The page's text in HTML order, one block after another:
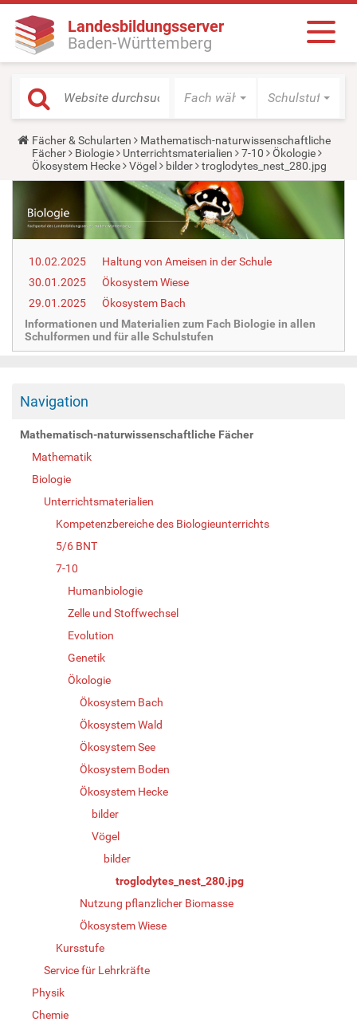
Landesbildungsserver
Baden-Württemberg
Fach wählen Schulstufe
Y
o
u
a
h
e
r
:
Fächer & Schularten
Mathematisch-naturwissenschaftliche
Fächer
Biologie Unterrichtsmaterialien 7-10
Ökologie
Ökosystem Hecke
Vögel bilder troglodytes_nest_280.jpg
10.02.2025
Haltung von Ameisen in der Schule
30.01.2025
Ökosystem Wiese
29.01.2025
Ökosystem Bach
Informationen und Materialien zum Fach Biologie in allen
Schulformen und für alle Schulstufen
Navigation
Mathematisch-naturwissenschaftliche Fächer
Mathematik
Biologie
Unterrichtsmaterialien
Kompetenzbereiche des Biologieunterrichts
5/6 BNT
7-10
Humanbiologie
Zelle und Stoffwechsel
Evolution
Genetik
Ökologie
Ökosystem Bach
Ökosystem Wald
Ökosystem See
Ökosystem Boden
Ökosystem Hecke
bilder
Vögel
bilder
troglodytes_nest_280.jpg
Nutzung pflanzlicher Biomasse
Ökosystem Wiese
Kursstufe
Service für Lehrkräfte
Physik
Chemie